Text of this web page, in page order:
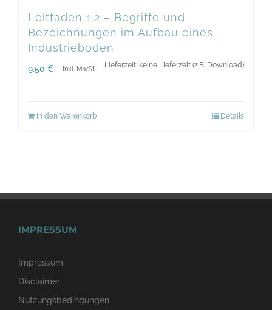
Leitfaden 1.2 – Begriffe und
Bezeichnungen im Aufbau eines
Industrieboden
9,50 € Inkl. MwSt. Lieferzeit: keine Lieferzeit (z.B. Download)
In den Warenkorb Details
IMPRESSUM
Impressum
Disclaimer
Nutzungsbedingungen